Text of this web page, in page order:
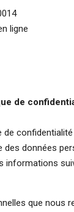
ligne
de
de
données
informations
que nous